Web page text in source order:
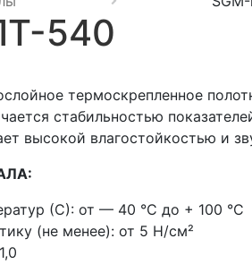
540
термоскрепленное
стабильностью
высокой влагостойкостью и
(С): от — 40 °C до + 100 °C
(не менее): от 5 Н/см²